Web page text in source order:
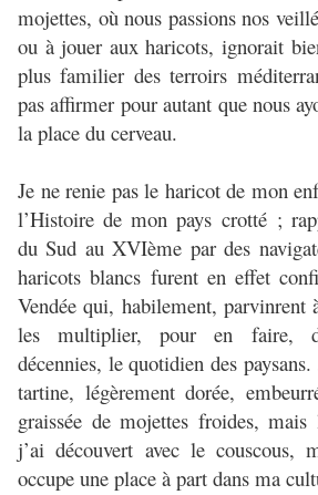
mojettes, où nous passions nos
ou à jouer aux haricots, ignorait
plus familier des terroirs
pas affirmer pour autant que nous
la place du cerveau.
Je ne renie pas le haricot de mon
l’Histoire de mon pays crotté ;
du Sud au XVIème par des
haricots blancs furent en effet
Vendée qui, habilement, parvinrent
les multiplier, pour en faire,
décennies, le quotidien des
tartine, légèrement dorée,
graissée de mojettes froides,
j’ai découvert avec le couscous,
occupe une place à part dans ma